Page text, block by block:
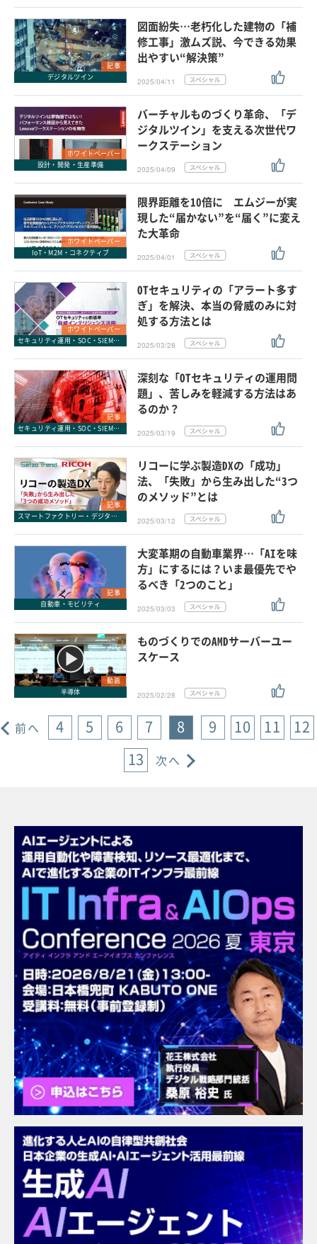
記事
デジタルツイン
図面紛失…老朽化した建物の「補
修工事」激ムズ説、今できる効果
出やすい“解決策”
2025/04/11
ホワイトペーパー
設計・開発・生産準備
バーチャルものづくり革命、「デ
ジタルツイン」を支える次世代ワ
ークステーション
2025/04/09
ホワイトペーパー
IoT・M2M・コネクティブ
限界距離を10倍に エムジーが実
現した“届かない”を“届く”に変え
た大革命
2025/04/01
ホワイトペーパー
セキュリティ運用・SOC・SIEM・ログ管理
OTセキュリティの「アラート多す
ぎ」を解決、本当の脅威のみに対
処する方法とは
2025/03/28
記事
セキュリティ運用・SOC・SIEM・ログ管理
深刻な「OTセキュリティの運用問
題」、苦しみを軽減する方法はあ
るのか？
2025/03/19
記事
スマートファクトリー・デジタル工場
リコーに学ぶ製造DXの「成功」
法、「失敗」から生み出した“3つ
のメソッド”とは
2025/03/12
記事
自動車・モビリティ
大変革期の自動車業界…「AIを味
方」にするには？いま最優先でや
るべき「2つのこと」
2025/03/03
動画
半導体
ものづくりでのAMDサーバーユー
スケース
2025/02/28
前へ 4 5 6 7 8 9 10 11
12
13
次へ